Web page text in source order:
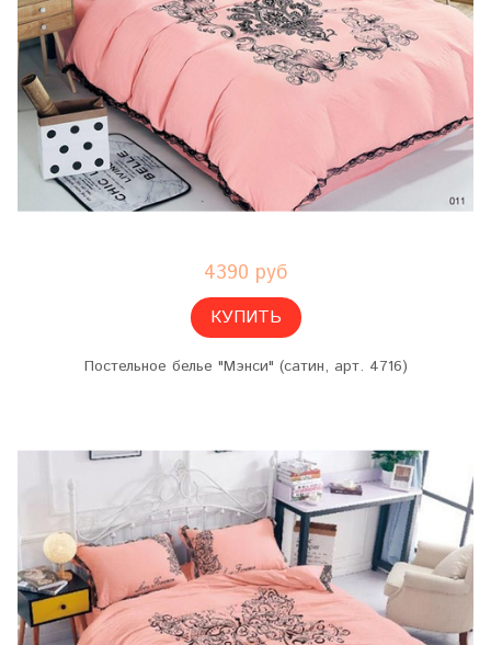
4390 руб
КУПИТЬ
Постельное белье "Мэнси" (сатин, арт. 4716)